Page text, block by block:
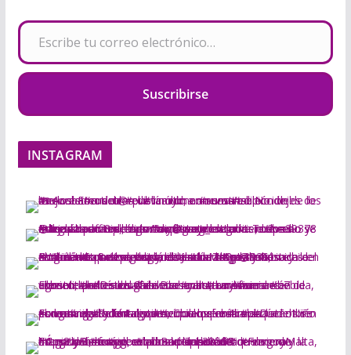
Escribe tu correo electrónico…
Suscribirse
INSTAGRAM